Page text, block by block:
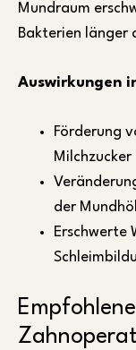
Mundraum
Bakterien länger
Auswirkungen
Förderung
Milchzucker
der
Erschwerte